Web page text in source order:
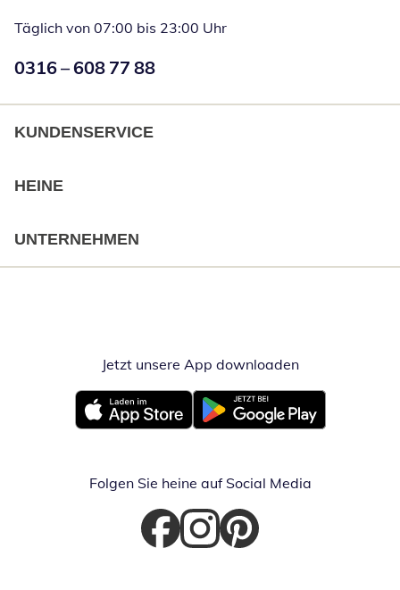
Täglich von 07:00 bis 23:00 Uhr
Numéro de téléphone:
0316 – 608 77 88
KUNDENSERVICE
HEINE
UNTERNEHMEN
Jetzt unsere App downloadenÖffnet in
Öffnet in neuem FensterÖffnet in neuem Fenster
Folgen Sie heine auf Social Media
Öffnet in neuem Fenster
Öffnet in neuem Fenster
Öffnet in neuem Fenster